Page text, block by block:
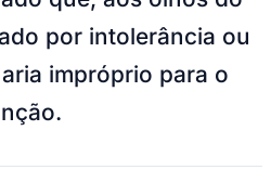
por intolerância ou
impróprio para o